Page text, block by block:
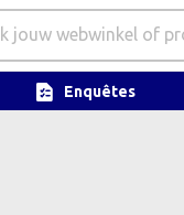
Enquêtes